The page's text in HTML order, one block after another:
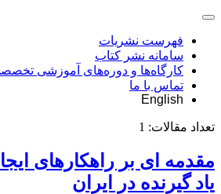
فهرست نشریات
سامانه نشر کتاب
کارگاه‌ها و دوره‌های آموزشی
تماس با ما
English
تعداد مقالات: 1
مقدمه ای بر راهکارهای
یاد گیرنده در ایران